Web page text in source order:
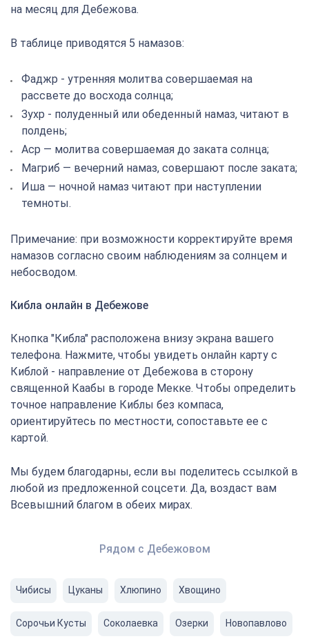
на месяц для Дебежова.
В таблице приводятся 5 намазов:
Фаджр - утренняя молитва совершаемая на
рассвете до восхода солнца;
Зухр - полуденный или обеденный намаз, читают в
полдень;
Аср — молитва совершаемая до заката солнца;
Магриб — вечерний намаз, совершают после заката;
Иша — ночной намаз читают при наступлении
темноты.
Примечание: при возможности корректируйте время
намазов согласно своим наблюдениям за солнцем и
небосводом.
Кибла онлайн в Дебежове
Кнопка "Кибла" расположена внизу экрана вашего
телефона. Нажмите, чтобы увидеть онлайн карту с
Киблой - направление от Дебежова в сторону
священной Каабы в городе Мекке. Чтобы определить
точное направление Киблы без компаса,
ориентируйтесь по местности, сопоставьте ее с
картой.
Мы будем благодарны, если вы поделитесь ссылкой в
любой из предложенной соцсети. Да, воздаст вам
Всевышний благом в обеих мирах.
Рядом с Дебежовом
Чибисы Цуканы Хлюпино Хвощино
Сорочьи Кусты Соколаевка Озерки Новопавлово